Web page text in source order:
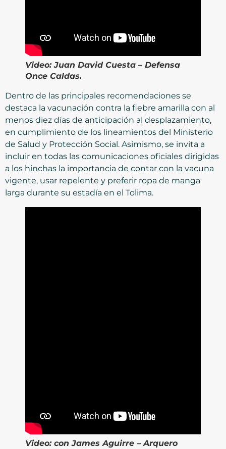
Video:Juan David Cuesta – Defensa
Once Caldas.
Dentro de las principales recomendaciones se
destaca la vacunación contra la fiebre amarilla con al
menos diez días de anticipación al desplazamiento,
en cumplimiento de los lineamientos del Ministerio
de Salud y Protección Social. Asimismo, se invita a
incluir en todas las comunicaciones oficiales dirigidas
a los hinchas la importancia de contar con la vacuna
vigente, usar repelente y preferir ropa de manga
larga durante su estadía en el Tolima.
Video:con James Aguirre – Arquero